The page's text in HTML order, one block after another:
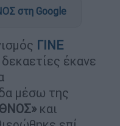
στη Google
ΓΙΝΕ
έκανε
μέσω της
και